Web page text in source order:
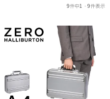
9件中1 - 9件表示